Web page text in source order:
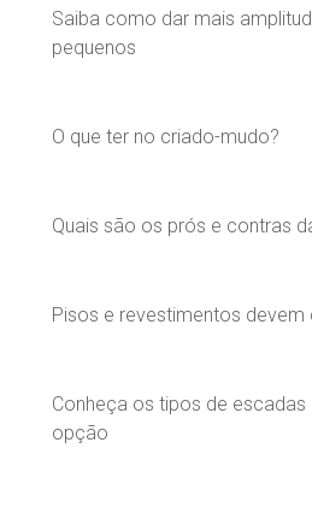
Saiba como dar mais
pequenos
O que ter no criado-mudo?
Quais são os prós e contras
Pisos e revestimentos devem
Conheça os tipos de
opção